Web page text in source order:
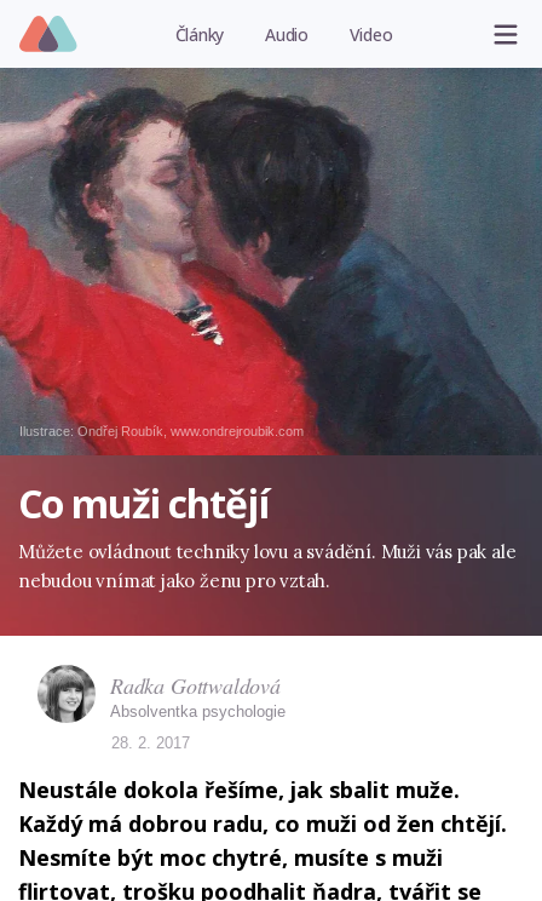
Články Audio Video
Ilustrace: Ondřej Roubík, www.ondrejroubik.com
Co muži chtějí
Můžete ovládnout techniky lovu a svádění. Muži vás pak ale
nebudou vnímat jako ženu pro vztah.
Neustále dokola řešíme, jak sbalit muže.
Každý má dobrou radu, co muži od žen chtějí.
Nesmíte být moc chytré, musíte s muži
flirtovat, trošku poodhalit ňadra, tvářit se
Radka Gottwaldová
Absolventka psychologie
28. 2. 2017